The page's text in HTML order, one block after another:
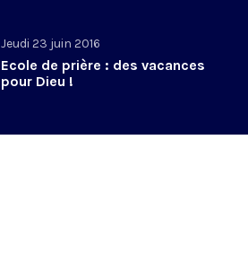
Jeudi 23 juin 2016
Ecole de prière : des vacances
pour Dieu !